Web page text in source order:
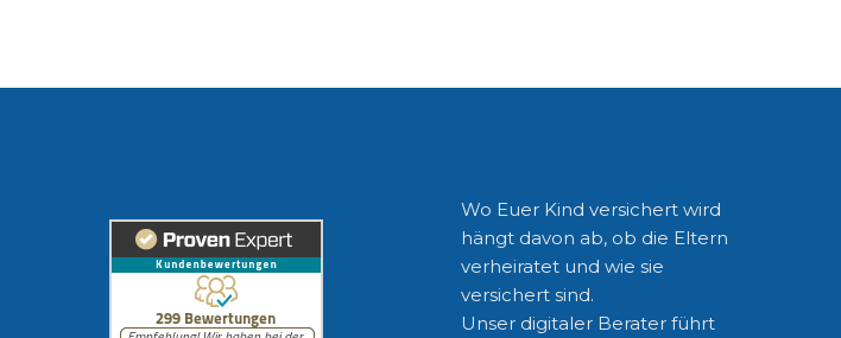
Wo Euer Kind versichert wird
hängt davon ab, ob die Eltern
verheiratet und wie sie
versichert sind.
Unser digitaler Berater führt